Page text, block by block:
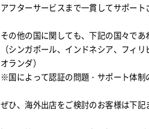
アフターサービスまで一貫してサポート
その他の国に関しても、下記の国々で
（シンガポール、インドネシア、フィ
オランダ）
※国によって認証の問題・サポート体制
ぜひ、海外出店をご検討のお客様は下記